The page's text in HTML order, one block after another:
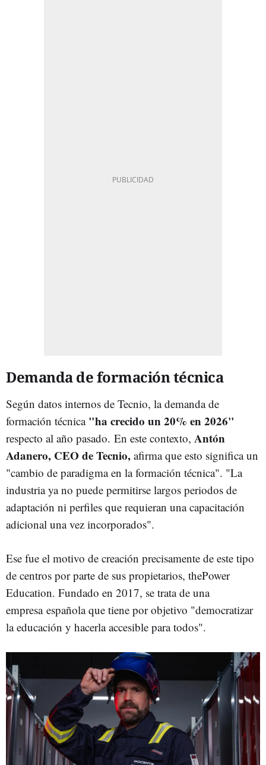
Demanda de formación técnica
Según datos internos de Tecnio, la demanda de
formación técnica "ha crecido un 20% en 2026"
respecto al año pasado. En este contexto, Antón
Adanero, CEO de Tecnio, afirma que esto significa un
"cambio de paradigma en la formación técnica". "La
industria ya no puede permitirse largos periodos de
adaptación ni perfiles que requieran una capacitación
adicional una vez incorporados".
Ese fue el motivo de creación precisamente de este tipo
de centros por parte de sus propietarios, thePower
Education. Fundado en 2017, se trata de una
empresa española que tiene por objetivo "democratizar
la educación y hacerla accesible para todos".